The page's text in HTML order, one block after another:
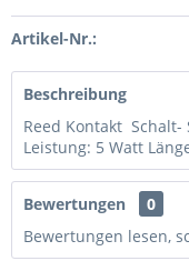
Artikel-Nr.:
Beschreibung
Reed Kontakt Schalt-
Leistung: 5 Watt
Bewertungen
0
Bewertungen lesen,